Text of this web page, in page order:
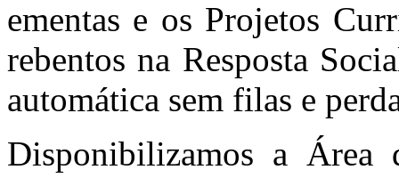
ementas e os Projetos
rebentos na Resposta
automática sem filas e
Disponibilizamos a